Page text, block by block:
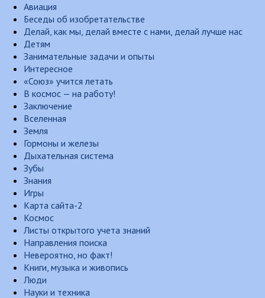
Авиация
Беседы об изобретательстве
Делай, как мы, делай вместе с нами, делай лучше нас
Детям
Занимательные задачи и опыты
Интересное
«Союз» учится летать
В космос — на работу!
Заключение
Вселенная
Земля
Гормоны и железы
Дыхательная система
Зубы
Знания
Игры
Карта сайта-2
Космос
Листы открытого учета знаний
Направления поиска
Невероятно, но факт!
Книги, музыка и живопись
Люди
Науки и техника